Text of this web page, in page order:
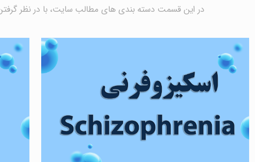
در این قسمت دسته بندی های مطالب سایت، با در نظر